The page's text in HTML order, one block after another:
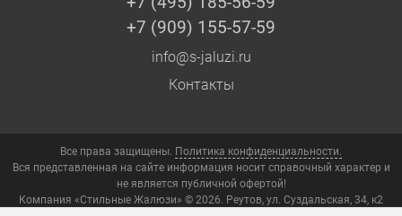
+7 (909) 155-57-59
info@s-jaluzi.ru
Контакты
Все права защищены. Политика конфиденциальности.
Вся представленная на сайте информация носит справочный характер и
не является публичной офертой!
Компания «Стильные Жалюзи» © 2026. Реутов, ул. Суздальская, 34, к2